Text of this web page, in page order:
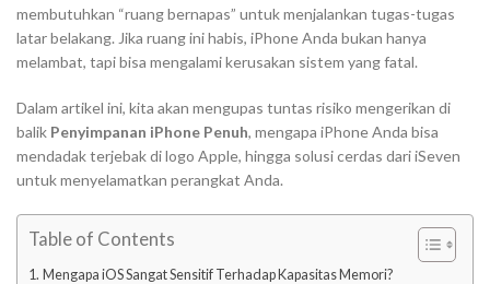
membutuhkan “ruang bernapas” untuk menjalankan tugas-tugas
latar belakang. Jika ruang ini habis, iPhone Anda bukan hanya
melambat, tapi bisa mengalami kerusakan sistem yang fatal.
Dalam artikel ini, kita akan mengupas tuntas risiko mengerikan di
balik Penyimpanan iPhone Penuh, mengapa iPhone Anda bisa
mendadak terjebak di logo Apple, hingga solusi cerdas dari iSeven
untuk menyelamatkan perangkat Anda.
Table of Contents
Mengapa iOS Sangat Sensitif Terhadap Kapasitas Memori?